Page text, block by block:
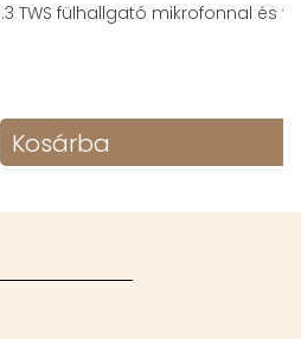
mikrofonnal és töltőtokkal